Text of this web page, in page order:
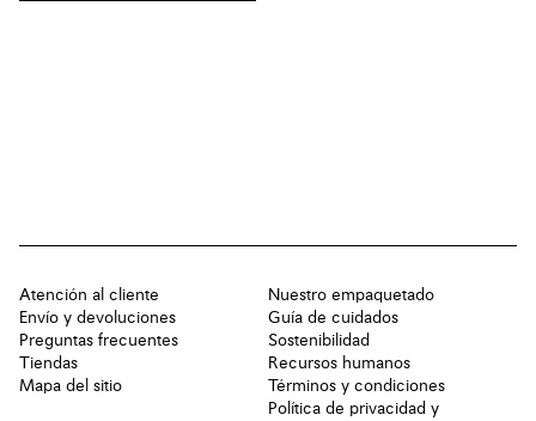
Atención al cliente
Envío y devoluciones
Preguntas frecuentes
Tiendas
Mapa del sitio
Nuestro empaquetado
Guía de cuidados
Sostenibilidad
Recursos humanos
Términos y condiciones
Política de privacidad y